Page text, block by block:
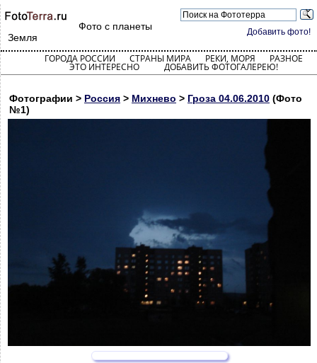
Добавить фото!
Фото с планеты
Земля
ГОРОДА РОССИИ СТРАНЫ МИРА РЕКИ, МОРЯ РАЗНОЕ
ЭТО ИНТЕРЕСНО ДОБАВИТЬ ФОТОГАЛЕРЕЮ!
Фотографии > Россия > Михнево > Гроза 04.06.2010 (Фото
№1)